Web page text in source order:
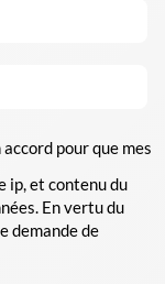
pour que mes
ip, et contenu du
En vertu du
demande de